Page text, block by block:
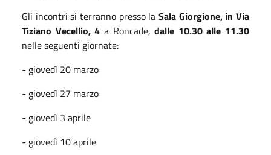
Gli incontri si terranno presso la Sala Giorgione, in Via
Tiziano Vecellio, 4 a Roncade,dalle 10.30 alle 11.30
nelle seguenti giornate:
- giovedì 20 marzo
- giovedì 27 marzo
- giovedì 3 aprile
- giovedì 10 aprile